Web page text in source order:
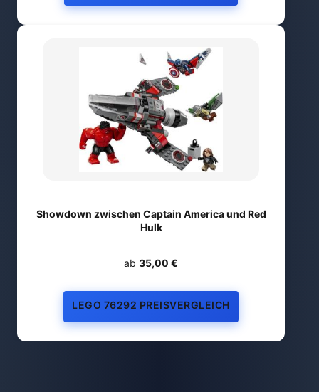
Showdown zwischen Captain America und Red
Hulk
ab 35,00 €
LEGO 76292 PREISVERGLEICH